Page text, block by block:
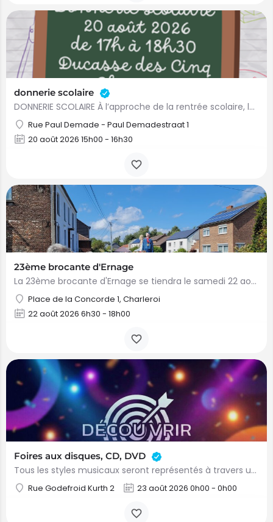
donnerie scolaire
DONNERIE SCOLAIRE À l’approche de la rentrée scolaire, la Ville de Comines-Warneton, l’ASBL Jeunes à Votre…
Rue Paul Demade - Paul Demadestraat 1
20 août 2026 15h00 - 16h30
23ème brocante d'Ernage
La 23ème brocante d'Ernage se tiendra le samedi 22 août 2026 de 06h30 à 17h00, dans le cadre du week-end…
Place de la Concorde 1, Charleroi
22 août 2026 6h30 - 18h00
Foires aux disques, CD, DVD
Tous les styles musicaux seront représentés à travers une quinzaine d’exposants : pop, rock, électro, metal,…
Rue Godefroid Kurth 2 23 août 2026 0h00 - 0h00